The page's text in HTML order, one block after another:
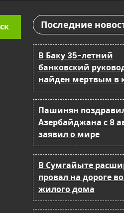
Последние
В Баку 35-летний
банковский
найден мертвым в
Пашинян
Азербайджана с 8
заявил о мире
В Сумгайыте
провал на дороге
жилого дома